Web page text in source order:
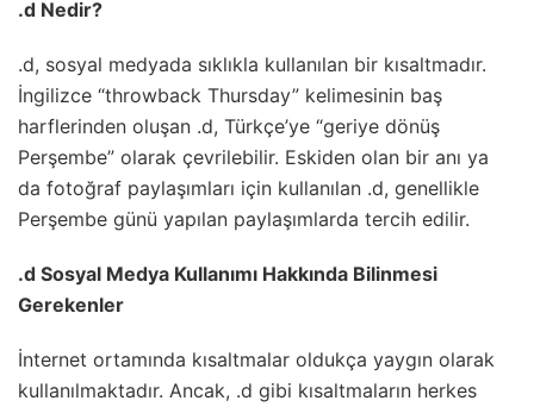
.d Nedir?
.d, sosyal medyada sıklıkla kullanılan bir kısaltmadır.
İngilizce “throwback Thursday” kelimesinin baş
harflerinden oluşan .d, Türkçe’ye “geriye dönüş
Perşembe” olarak çevrilebilir. Eskiden olan bir anı ya
da fotoğraf paylaşımları için kullanılan .d, genellikle
Perşembe günü yapılan paylaşımlarda tercih edilir.
.d Sosyal Medya Kullanımı Hakkında Bilinmesi
Gerekenler
İnternet ortamında kısaltmalar oldukça yaygın olarak
kullanılmaktadır. Ancak, .d gibi kısaltmaların herkes